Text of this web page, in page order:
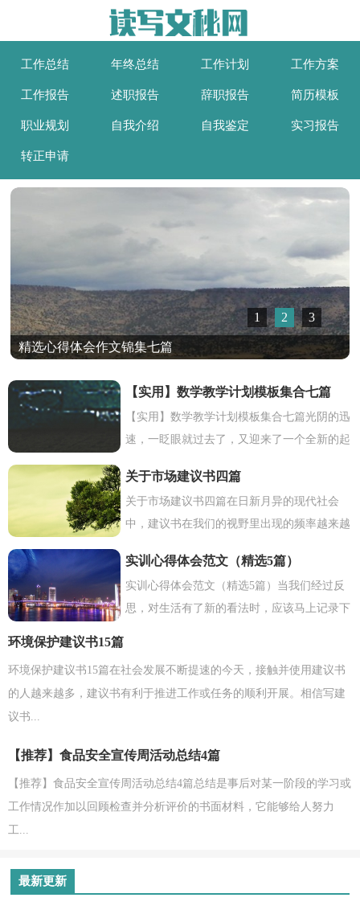
工作总结 年终总结 工作计划 工作方案
工作报告 述职报告 辞职报告 简历模板
职业规划 自我介绍 自我鉴定 实习报告
转正申请
精选心得体会作文锦集七篇
1 2 3
【实用】数学教学计划模板集合七篇
【实用】数学教学计划模板集合七篇光阴的迅
速，一眨眼就过去了，又迎来了一个全新的起
知道领导...
关于市场建议书四篇
关于市场建议书四篇在日新月异的现代社会
中，建议书在我们的视野里出现的频率越来越
关重要的...
实训心得体会范文（精选5篇）
实训心得体会范文（精选5篇）当我们经过反
思，对生活有了新的看法时，应该马上记录下
环境保护建议书15篇
环境保护建议书15篇在社会发展不断提速的今天，接触并使用建议书
的人越来越多，建议书有利于推进工作或任务的顺利开展。相信写建
议书...
【推荐】食品安全宣传周活动总结4篇
【推荐】食品安全宣传周活动总结4篇总结是事后对某一阶段的学习或
工作情况作加以回顾检查并分析评价的书面材料，它能够给人努力
工...
最新更新